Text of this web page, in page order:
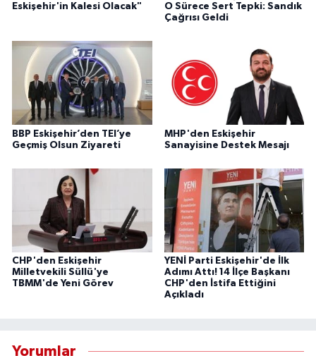
Eskişehir'in Kalesi Olacak"
O Sürece Sert Tepki: Sandık
Çağrısı Geldi
BBP Eskişehir’den TEI’ye
Geçmiş Olsun Ziyareti
MHP'den Eskişehir
Sanayisine Destek Mesajı
CHP'den Eskişehir
Milletvekili Süllü'ye
TBMM'de Yeni Görev
YENİ Parti Eskişehir'de İlk
Adımı Attı! 14 İlçe Başkanı
CHP'den İstifa Ettiğini
Açıkladı
Yorumlar